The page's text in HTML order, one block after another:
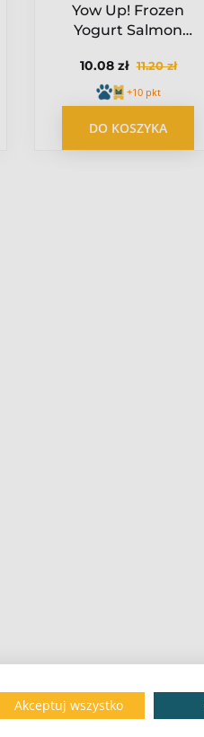
Yow Up! Frozen
Yogurt Salmon
mrożenia tatar z
łososia 110g
10.08 zł 11.20 zł
+10 pkt
DO KOSZYKA
Akceptuj wszystko